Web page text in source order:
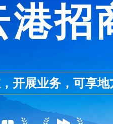
港招
开展业务，可享